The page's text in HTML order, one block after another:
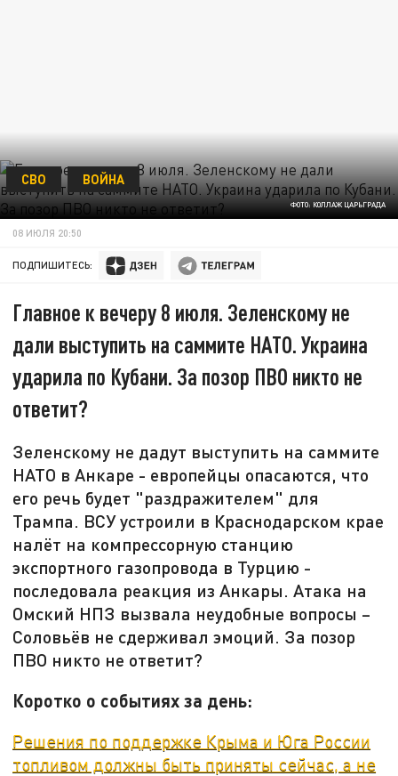
ФОТО: КОЛЛАЖ ЦАРЬГРАДА
СВО ВОЙНА
08 ИЮЛЯ 20:50
ПОДПИШИТЕСЬ:
Главное к вечеру 8 июля. Зеленскому не
дали выступить на саммите НАТО. Украина
ударила по Кубани. За позор ПВО никто не
ответит?
Зеленскому не дадут выступить на саммите
НАТО в Анкаре - европейцы опасаются, что
его речь будет "раздражителем" для
Трампа. ВСУ устроили в Краснодарском крае
налёт на компрессорную станцию
экспортного газопровода в Турцию -
последовала реакция из Анкары. Атака на
Омский НПЗ вызвала неудобные вопросы –
Соловьёв не сдерживал эмоций. За позор
ПВО никто не ответит?
Коротко о событиях за день:
Решения по поддержке Крыма и Юга России
топливом должны быть приняты сейчас, а не